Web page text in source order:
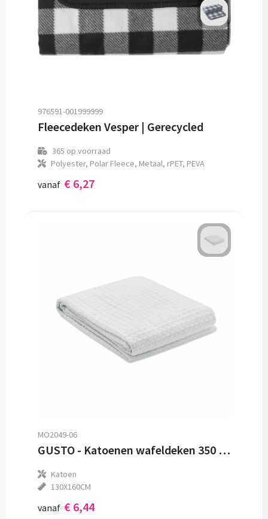
976591-001999999
Fleecedeken Vesper | Gerecycled
365 op voorraad
Polyester, Polar Fleece, Metaal, rPET, PEVA
vanaf € 6,27
MO2049-06
GUSTO - Katoenen wafeldeken 350 gr/m²
Katoen
130X160CM
vanaf € 6,44